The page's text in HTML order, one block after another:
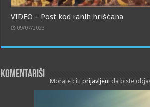
VIDEO – Post kod ranih hrišćana
09/07/2023
Komentariši
Morate bitiprijavljeni da biste